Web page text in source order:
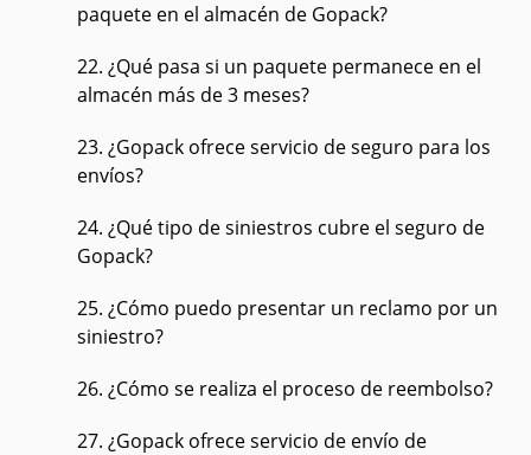
paquete en el almacén de Gopack?
22. ¿Qué pasa si un paquete permanece en el
almacén más de 3 meses?
23. ¿Gopack ofrece servicio de seguro para los
envíos?
24. ¿Qué tipo de siniestros cubre el seguro de
Gopack?
25. ¿Cómo puedo presentar un reclamo por un
siniestro?
26. ¿Cómo se realiza el proceso de reembolso?
27. ¿Gopack ofrece servicio de envío de